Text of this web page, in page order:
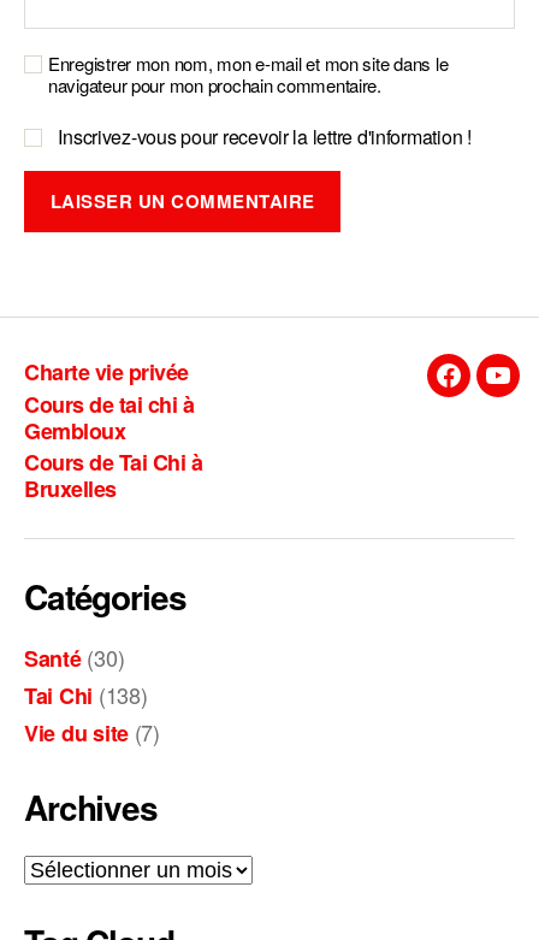
Enregistrer mon nom, mon e-mail et mon site dans le
navigateur pour mon prochain commentaire.
Inscrivez-vous pour recevoir la lettre d'information !
t
r
n
a
t
i
e
Charte vie privée
Cours de tai chi à
Gembloux
Cours de Tai Chi à
Bruxelles
Facebook
Catégories
Santé(30)
Tai Chi (138)
Vie du site (7)
Archives
Archives